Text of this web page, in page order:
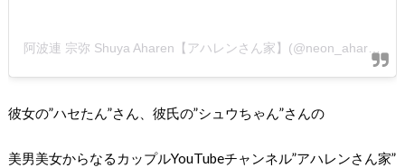
彼女の”ハセたん”さん、彼氏の”シュウちゃん”さんの
美男美女からなるカップルYouTubeチャンネル”アハレンさん家”